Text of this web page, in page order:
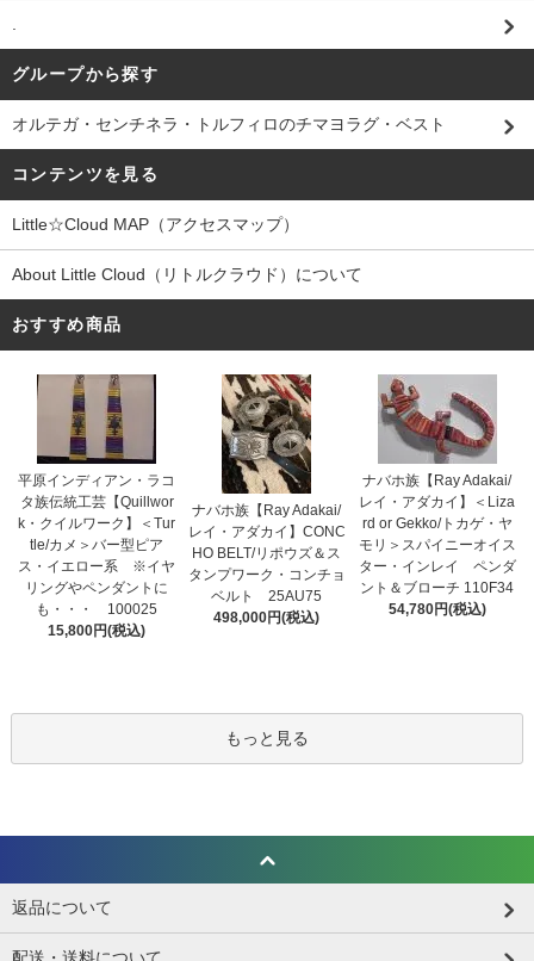
グループから探す
オルテガ・センチネラ・トルフィロのチマヨラグ・ベスト
コンテンツを見る
Little☆Cloud MAP（アクセスマップ）
About Little Cloud（リトルクラウド）について
おすすめ商品
平原インディアン・ラコ
タ族伝統工芸【Quillwor
k・クイルワーク】＜Tur
tle/カメ＞バー型ピア
ス・イエロー系 ※イヤ
リングやペンダントに
も・・・ 100025
15,800円(税込)
ナバホ族【Ray Adakai/
レイ・アダカイ】CONC
HO BELT/リポウズ＆ス
タンプワーク・コンチョ
ベルト 25AU75
498,000円(税込)
ナバホ族【Ray Adakai/
レイ・アダカイ】＜Liza
rd or Gekko/トカゲ・ヤ
モリ＞スパイニーオイス
ター・インレイ ペンダ
ント＆ブローチ 110F34
54,780円(税込)
もっと見る
返品について